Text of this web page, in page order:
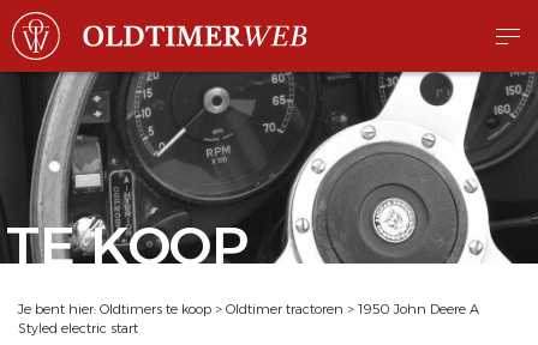
TE KOOP
Je bent hier: Oldtimers te koop > Oldtimer tractoren > 1950 John Deere A
Styled electric start